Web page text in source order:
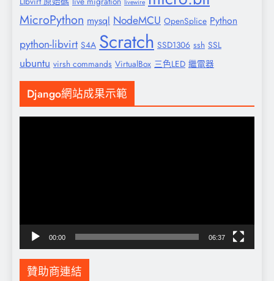
livewire
MicroPython mysql NodeMCU OpenSplice Python
python-libvirt S4A Scratch SSD1306 ssh SSL
ubuntu virsh commands VirtualBox 三色LED 繼電器
Django網站成果示範
00:00 06:37
贊助商連結